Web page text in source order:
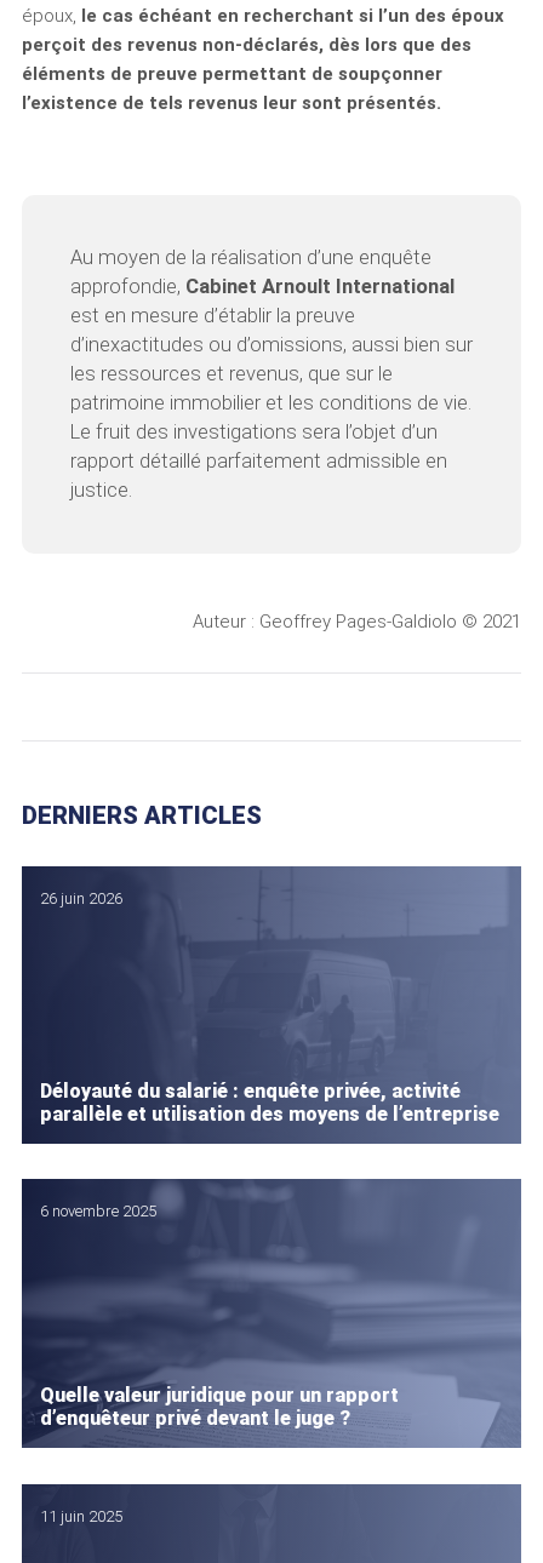
époux, le cas échéant en recherchant si l’un des époux
perçoit des revenus non-déclarés, dès lors que des
éléments de preuve permettant de soupçonner
l’existence de tels revenus leur sont présentés.
Au moyen de la réalisation d’une enquête
approfondie, Cabinet Arnoult International
est en mesure d’établir la preuve
d’inexactitudes ou d’omissions, aussi bien sur
les ressources et revenus, que sur le
patrimoine immobilier et les conditions de vie.
Le fruit des investigations sera l’objet d’un
rapport détaillé parfaitement admissible en
justice.
Auteur : Geoffrey Pages-Galdiolo © 2021
DERNIERS ARTICLES
26 juin 2026
Déloyauté du salarié : enquête privée, activité
parallèle et utilisation des moyens de l’entreprise
6 novembre 2025
Quelle valeur juridique pour un rapport
d’enquêteur privé devant le juge ?
11 juin 2025